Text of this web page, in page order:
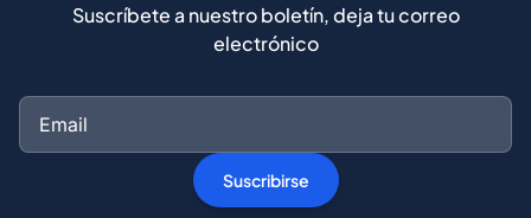
Suscríbete a nuestro boletín, deja tu correo
electrónico
Suscribirse